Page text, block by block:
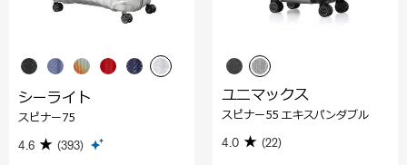
シーライト
スピナー75
4.6 (393)
ユニマックス
スピナー55 エキスパンダブル
4.0 (22)